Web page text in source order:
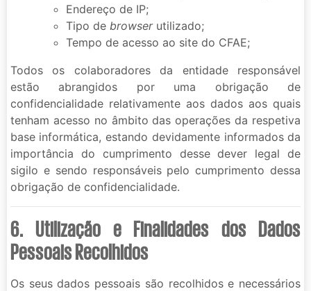
Endereço de IP;
Tipo de browserutilizado;
Tempo de acesso ao site do CFAE;
Todos os colaboradores da entidade responsável
estão abrangidos por uma obrigação de
confidencialidade relativamente aos dados aos quais
tenham acesso no âmbito das operações da respetiva
base informática, estando devidamente informados da
importância do cumprimento desse dever legal de
sigilo e sendo responsáveis pelo cumprimento dessa
obrigação de confidencialidade.
6. Utilização e Finalidades dos Dados
Pessoais Recolhidos
Os seus dados pessoais são recolhidos e necessários